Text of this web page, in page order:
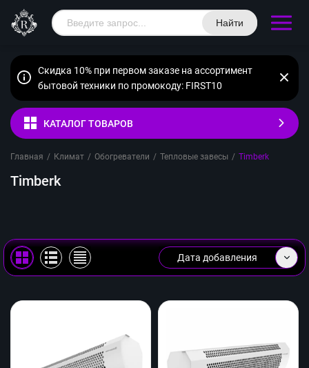
Найти
Скидка 10% при первом заказе на ассортимент
бытовой техники по промокоду: FIRST10
КАТАЛОГ ТОВАРОВ
Главная / Климат / Обогреватели / Тепловые завесы / Timberk
Timberk
Дата добавления